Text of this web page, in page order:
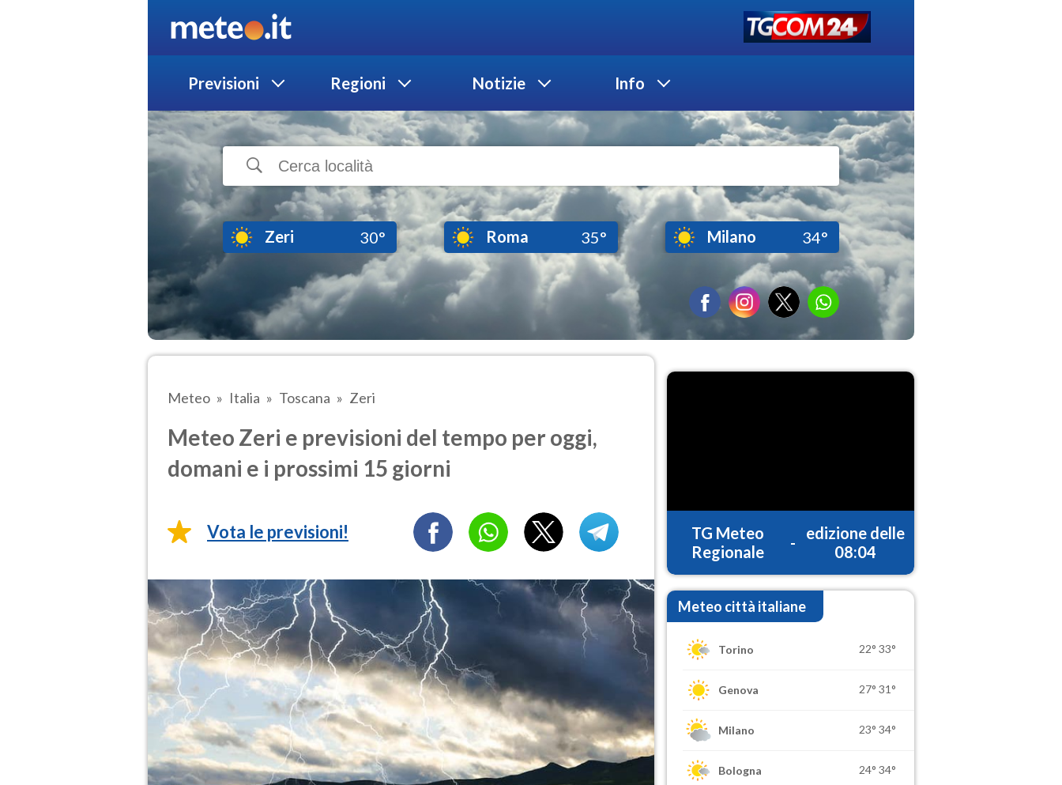
Previsioni Regioni Notizie Info
Zeri 30° Roma 35° Milano 34°
Meteo Italia Toscana Zeri
Meteo Zeri e previsioni del tempo per oggi,
domani e i prossimi 15 giorni
Vota le previsioni!
TG Meteo
Regionale
-
edizione delle
08:04
Meteo città italiane
Torino 22° 33°
Genova 27° 31°
Milano 23° 34°
Bologna 24° 34°